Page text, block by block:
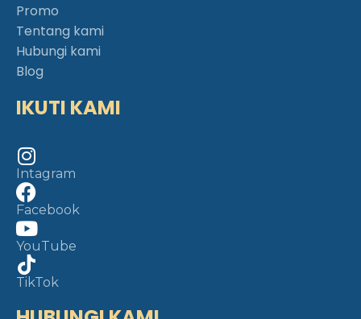
Promo
Tentang kami
Hubungi kami
Blog
IKUTI KAMI
Intagram
Facebook
YouTube
TikTok